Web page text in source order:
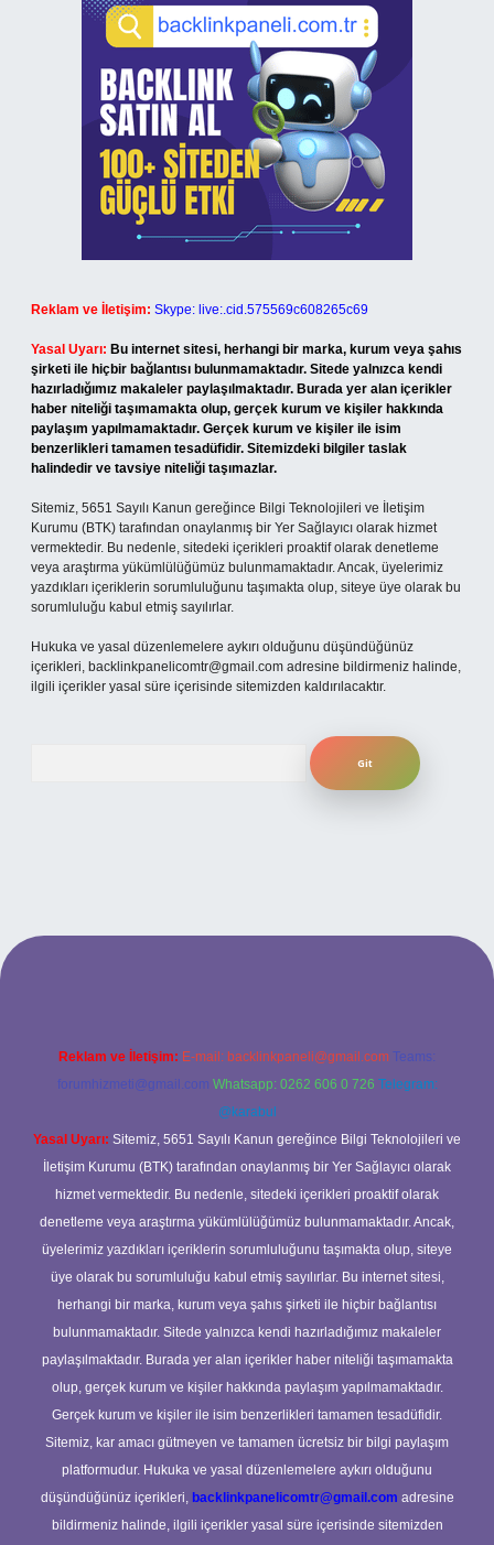
Reklam ve İletişim: Skype: live:.cid.575569c608265c69
Yasal Uyarı: Bu internet sitesi, herhangi bir marka, kurum veya şahıs
şirketi ile hiçbir bağlantısı bulunmamaktadır. Sitede yalnızca kendi
hazırladığımız makaleler paylaşılmaktadır. Burada yer alan içerikler
haber niteliği taşımamakta olup, gerçek kurum ve kişiler hakkında
paylaşım yapılmamaktadır. Gerçek kurum ve kişiler ile isim
benzerlikleri tamamen tesadüfidir. Sitemizdeki bilgiler taslak
halindedir ve tavsiye niteliği taşımazlar.
Sitemiz, 5651 Sayılı Kanun gereğince Bilgi Teknolojileri ve İletişim
Kurumu (BTK) tarafından onaylanmış bir Yer Sağlayıcı olarak hizmet
vermektedir. Bu nedenle, sitedeki içerikleri proaktif olarak denetleme
veya araştırma yükümlülüğümüz bulunmamaktadır. Ancak, üyelerimiz
yazdıkları içeriklerin sorumluluğunu taşımakta olup, siteye üye olarak bu
sorumluluğu kabul etmiş sayılırlar.
Hukuka ve yasal düzenlemelere aykırı olduğunu düşündüğünüz
içerikleri, backlinkpanelicomtr@gmail.com adresine bildirmeniz halinde,
ilgili içerikler yasal süre içerisinde sitemizden kaldırılacaktır.
Reklam ve İletişim: E-mail: backlinkpaneli@gmail.com Teams:
forumhizmeti@gmail.com Whatsapp: 0262 606 0 726 Telegram:
@karabul
Yasal Uyarı: Sitemiz, 5651 Sayılı Kanun gereğince Bilgi Teknolojileri ve
İletişim Kurumu (BTK) tarafından onaylanmış bir Yer Sağlayıcı olarak
hizmet vermektedir. Bu nedenle, sitedeki içerikleri proaktif olarak
denetleme veya araştırma yükümlülüğümüz bulunmamaktadır. Ancak,
üyelerimiz yazdıkları içeriklerin sorumluluğunu taşımakta olup, siteye
üye olarak bu sorumluluğu kabul etmiş sayılırlar. Bu internet sitesi,
herhangi bir marka, kurum veya şahıs şirketi ile hiçbir bağlantısı
bulunmamaktadır. Sitede yalnızca kendi hazırladığımız makaleler
paylaşılmaktadır. Burada yer alan içerikler haber niteliği taşımamakta
olup, gerçek kurum ve kişiler hakkında paylaşım yapılmamaktadır.
Gerçek kurum ve kişiler ile isim benzerlikleri tamamen tesadüfidir.
Sitemiz, kar amacı gütmeyen ve tamamen ücretsiz bir bilgi paylaşım
platformudur. Hukuka ve yasal düzenlemelere aykırı olduğunu
düşündüğünüz içerikleri, backlinkpanelicomtr@gmail.com adresine
bildirmeniz halinde, ilgili içerikler yasal süre içerisinde sitemizden